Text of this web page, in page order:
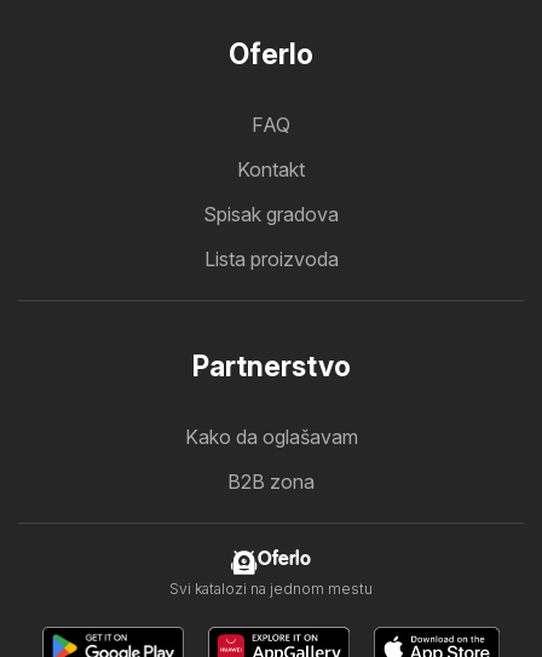
Oferlo
FAQ
Kontakt
Spisak gradova
Lista proizvoda
Partnerstvo
Kako da oglašavam
B2B zona
Oferlo
Svi katalozi na jednom mestu